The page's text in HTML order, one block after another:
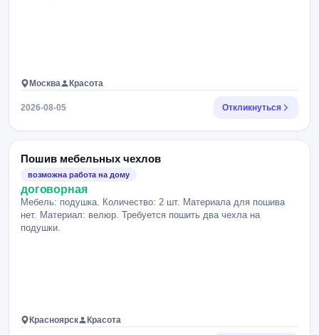
Москва Красота
2026-08-05 Откликнуться
Пошив мебельных чехлов
возможна работа на дому
договорная
Мебель: подушка. Количество: 2 шт. Материала для пошива
нет. Материал: велюр. Требуется пошить два чехла на
подушки.
Красноярск Красота